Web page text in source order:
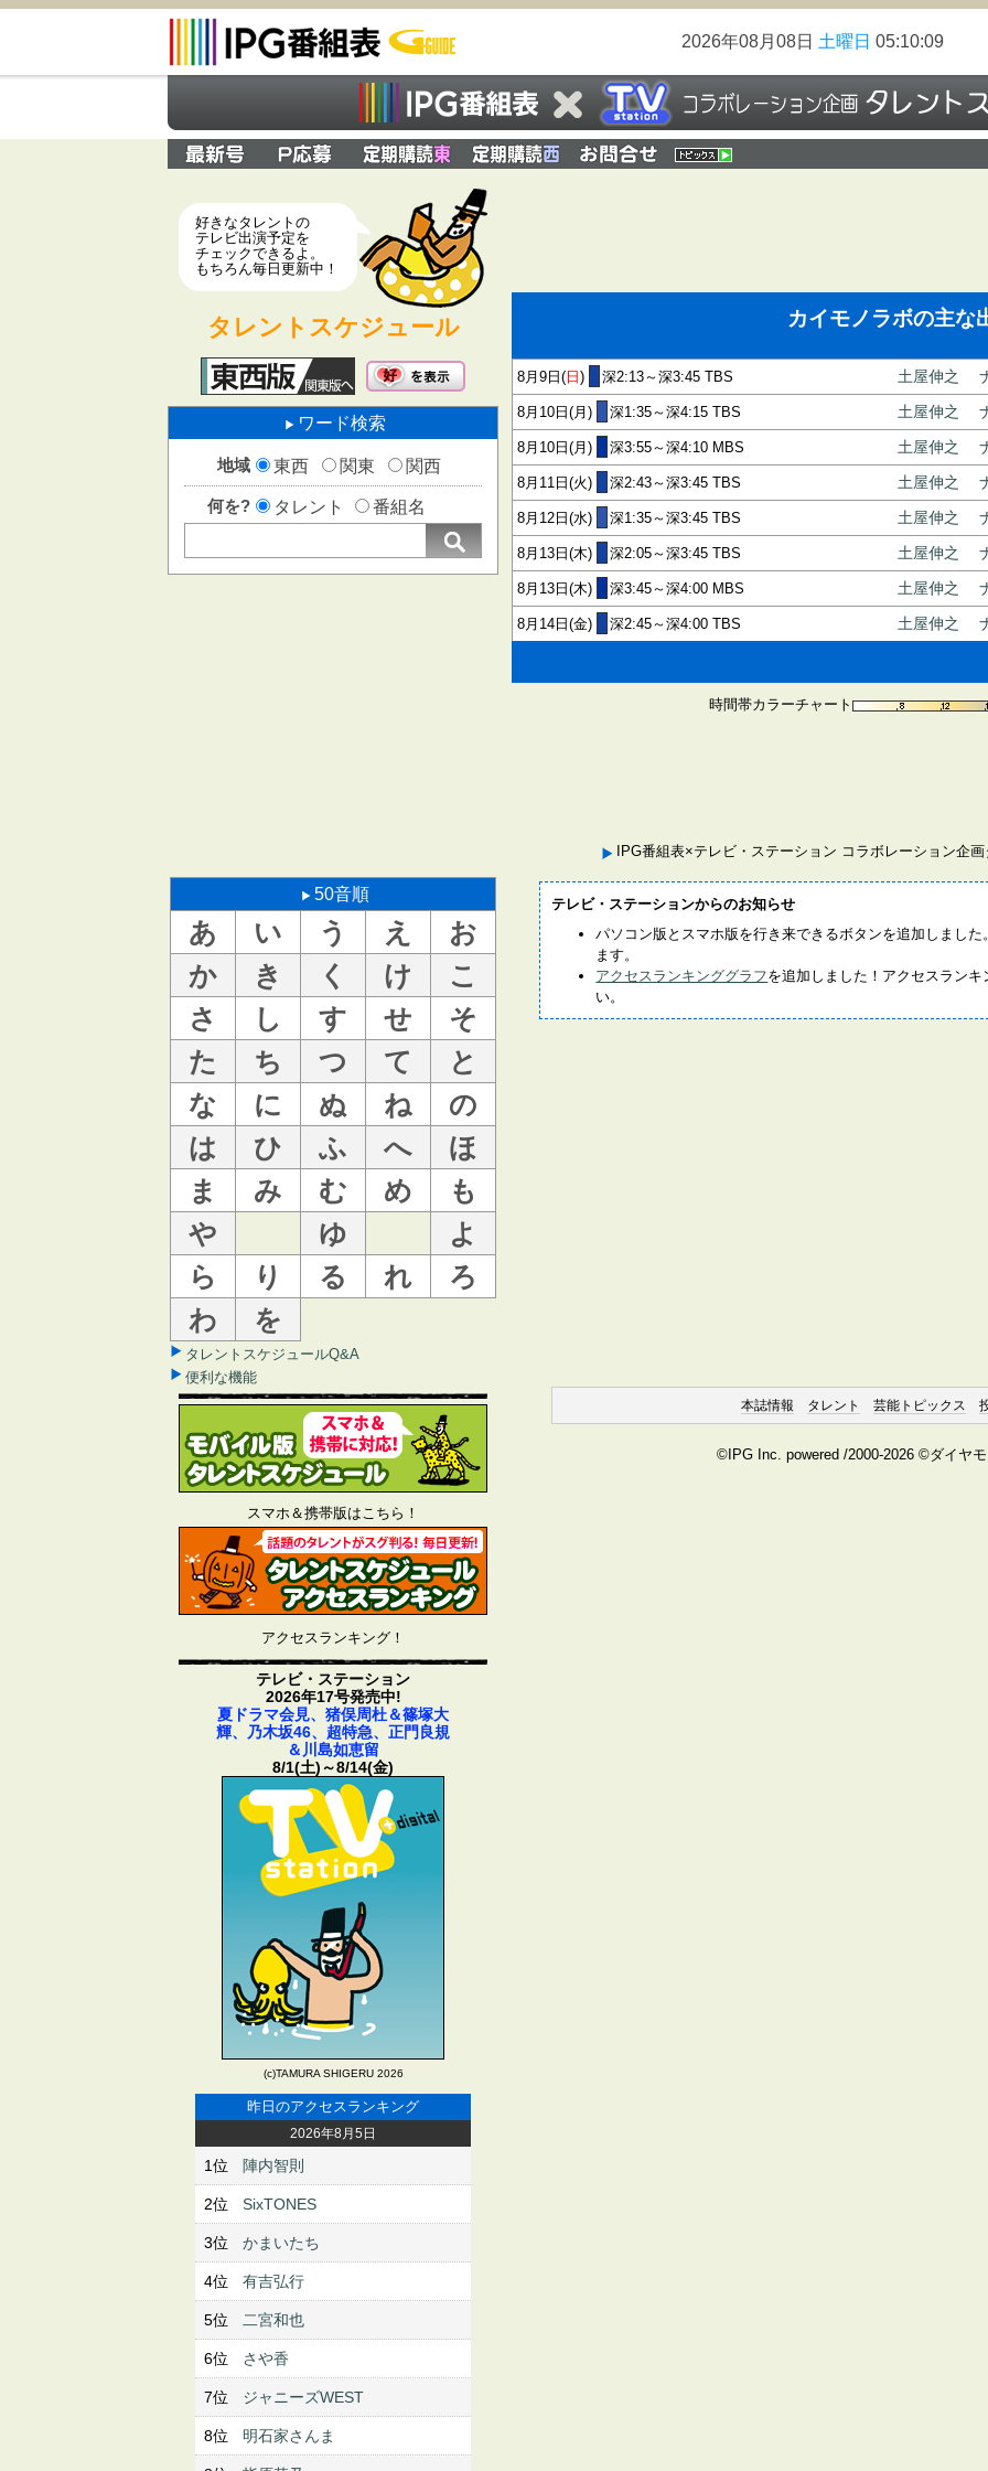
2026年08月08日 土曜日 05:10:10
好きなタレントの
テレビ出演予定を
チェックできるよ。
もちろん毎日更新中！
タレントスケジュール
ワード検索
地域 東西 関東 関西
何を? タレント 番組名
50音順
あ い う え
お
か
き く け
こ
さ
し す せ
そ
た
ち つ て
と
な
に ぬ ね
の
は
ひ ふ へ
ほ
ま
み む め
も
や
ゆ
よ
ら
り る れ
ろ
わ
を
タレントスケジュールQ&A
便利な機能
スマホ＆携帯版はこちら！
アクセスランキング！
テレビ・ステーション
2026年17号発売中!
夏ドラマ会見、猪俣周杜＆篠塚大
輝、乃木坂46、超特急、正門良規
＆川島如恵留
8/1(土)～8/14(金)
(c)TAMURA SHIGERU 2026
昨日のアクセスランキング
2026年8月5日
1位 陣内智則
2位 SixTONES
3位 かまいたち
4位 有吉弘行
5位 二宮和也
6位 さや香
7位 ジャニーズWEST
8位 明石家さんま
カイモノラボの主な
8月9日( 日 ) 深2:13～深3:45 TBS 土屋伸之
8月10日(月) 深1:35～深4:15 TBS 土屋伸之
8月10日(月) 深3:55～深4:10 MBS 土屋伸之
8月11日(火) 深2:43～深3:45 TBS 土屋伸之
8月12日(水) 深1:35～深3:45 TBS 土屋伸之
8月13日(木) 深2:05～深3:45 TBS 土屋伸之
8月13日(木) 深3:45～深4:00 MBS 土屋伸之
8月14日(金) 深2:45～深4:00 TBS 土屋伸之
時間帯カラーチャート
IPG番組表×テレビ・ステーション コラボレーション企
テレビ・ステーションからのお知らせ
パソコン版とスマホ版を行き来できるボタンを追加しまし
ます。
アクセスランキンググラフを追加しました！アクセスラン
い。
本誌情報 タレント 芸能トピックス
©IPG Inc. powered /2000-2026 ©ダイヤ